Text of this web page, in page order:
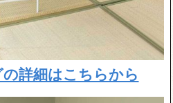
詳細はこちらから